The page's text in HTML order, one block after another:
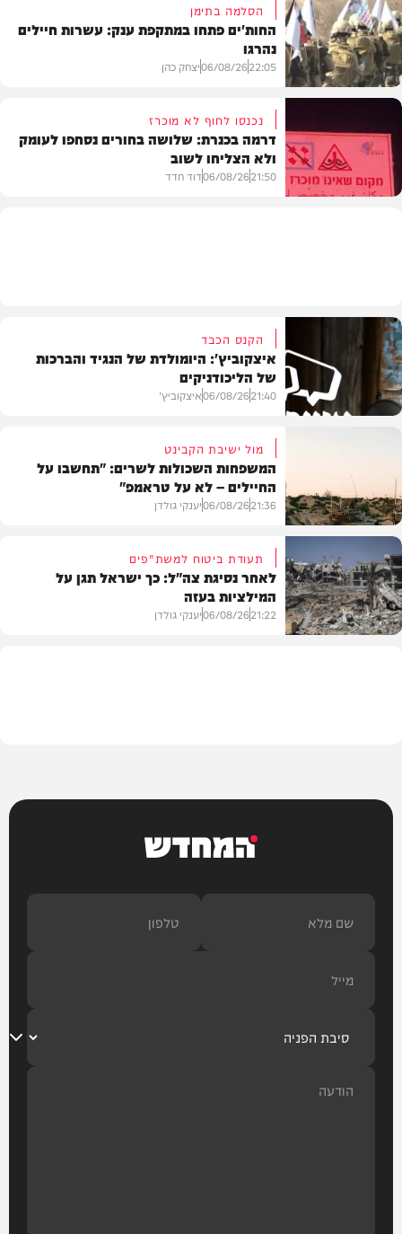
צבא וביטחון
בעולם
הסלמה בתימן
החות'ים פתחו במתקפת ענק: עשרות חיילים
נהרגו
22:05
06/08/26יצחק כהן
נכנסו לחוף לא מוכרז
דרמה בכנרת: שלושה בחורים נסחפו לעומק
ולא הצליחו לשוב
21:50
06/08/26דוד חדד
חדשות
הקנס הכבד
איצקוביץ': היומולדת של הנגיד והברכות
של הליכודניקים
21:40
06/08/26איצקוביץ'
צבא וביטחון
מול ישיבת הקבינט
המשפחות השכולות לשרים: "תחשבו על
החיילים – לא על טראמפ"
21:36
06/08/26יענקי גולדן
תעודת ביטוח למשת"פים
לאחר נסיגת צה"ל: כך ישראל תגן על
המילציות בעזה
21:22
06/08/26יענקי גולדן
המחדש